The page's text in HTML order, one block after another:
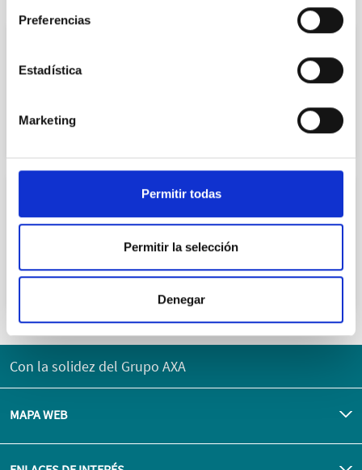
Preferencias
Estadística
Marketing
Permitir todas
Permitir la selección
Denegar
INTERNAL MEDICINE
Dr. José Luis Sánchez-Palacín Gómez
COL.393901796
Con la solidez del Grupo AXA
MAPA WEB